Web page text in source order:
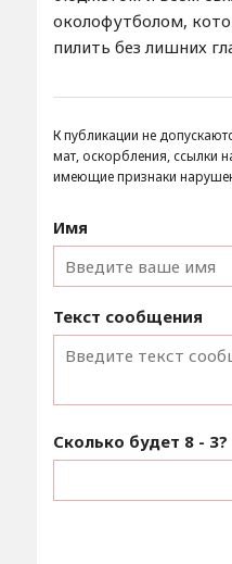
околофутболом,
пилить без лишних
К публикации не
мат, оскорбления, ссылки
имеющие признаки
Имя
Текст сообщения
Сколько будет 8 - 3?